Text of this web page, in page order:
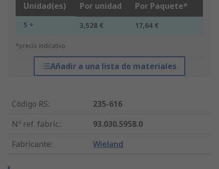
Unidad(es) Por unidad Por Paquete*
5 + 3,528 € 17,64 €
*precio indicativo
Añadir a una lista de materiales
Código RS:
235-616
Nº ref. fabric.:
93.030.5958.0
Fabricante: Wieland